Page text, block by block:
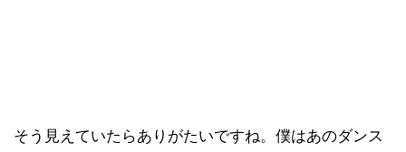
そう見えていたらありがたいですね。僕はあのダンス